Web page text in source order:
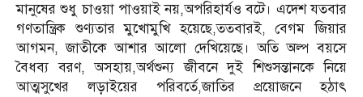
মানুষের শুধু চাওয়া পাওয়াই নয়,অপরিহার্যও বটে। এদেশ যতবার
গণতান্ত্রিক শুণ্যতার মুখোমুখি হয়েছে,ততবারই, বেগম জিয়ার
আগমন, জাতীকে আশার আলো দেখিয়েছে। অতি অল্প বয়সে
বৈধব্য বরণ, অসহায়,অর্থশুন্য জীবনে দুই শিশুসন্তানকে নিয়ে
আত্মসুখের লড়াইয়ের পরিবর্তে,জাতির প্রয়োজনে হঠাৎ